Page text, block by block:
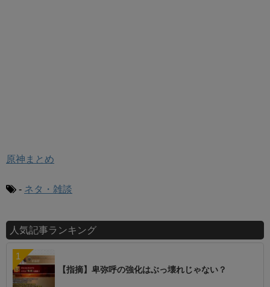
原神まとめ
- ネタ・雑談
人気記事ランキング
【指摘】卑弥呼の強化はぶっ壊れじゃない？